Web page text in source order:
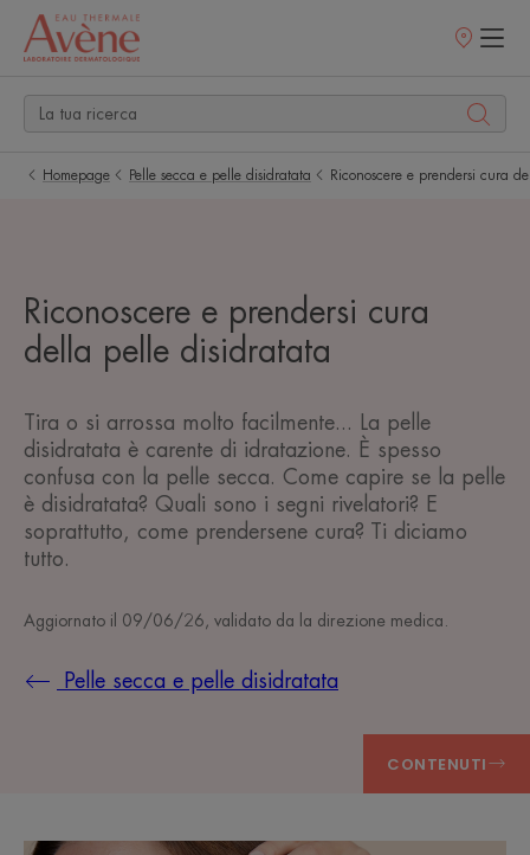
Punti
Homepage Pelle secca e pelle disidratata Riconoscere e prendersi cura
Riconoscere e prendersi cura
della pelle disidratata
Tira o si arrossa molto facilmente... La pelle
disidratata è carente di idratazione. È spesso
confusa con la pelle secca. Come capire se la pelle
è disidratata? Quali sono i segni rivelatori? E
soprattutto, come prendersene cura? Ti diciamo
tutto.
Aggiornato il 09/06/26 , validato da la direzione medica
Pelle secca e pelle disidratata
CONTENUTI